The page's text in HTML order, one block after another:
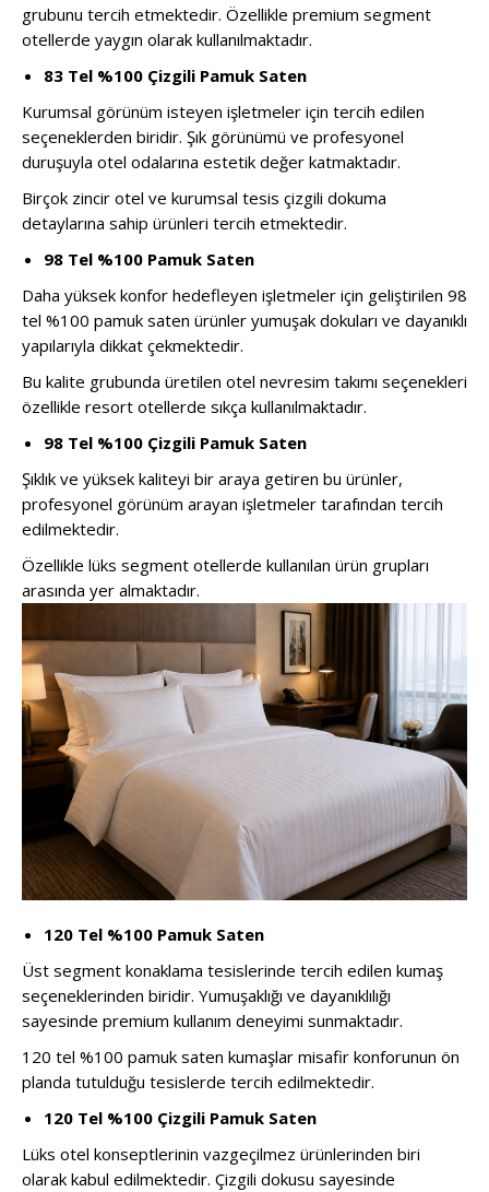
grubunu tercih etmektedir. Özellikle premium segment
otellerde yaygın olarak kullanılmaktadır.
83 Tel %100 Çizgili Pamuk Saten
Kurumsal görünüm isteyen işletmeler için tercih edilen
seçeneklerden biridir. Şık görünümü ve profesyonel
duruşuyla otel odalarına estetik değer katmaktadır.
Birçok zincir otel ve kurumsal tesis çizgili dokuma
detaylarına sahip ürünleri tercih etmektedir.
98 Tel %100 Pamuk Saten
Daha yüksek konfor hedefleyen işletmeler için geliştirilen 98
tel %100 pamuk saten ürünler yumuşak dokuları ve dayanıklı
yapılarıyla dikkat çekmektedir.
Bu kalite grubunda üretilen otel nevresim takımı seçenekleri
özellikle resort otellerde sıkça kullanılmaktadır.
98 Tel %100 Çizgili Pamuk Saten
Şıklık ve yüksek kaliteyi bir araya getiren bu ürünler,
profesyonel görünüm arayan işletmeler tarafından tercih
edilmektedir.
Özellikle lüks segment otellerde kullanılan ürün grupları
arasında yer almaktadır.
120 Tel %100 Pamuk Saten
Üst segment konaklama tesislerinde tercih edilen kumaş
seçeneklerinden biridir. Yumuşaklığı ve dayanıklılığı
sayesinde premium kullanım deneyimi sunmaktadır.
120 tel %100 pamuk saten kumaşlar misafir konforunun ön
planda tutulduğu tesislerde tercih edilmektedir.
120 Tel %100 Çizgili Pamuk Saten
Lüks otel konseptlerinin vazgeçilmez ürünlerinden biri
olarak kabul edilmektedir. Çizgili dokusu sayesinde